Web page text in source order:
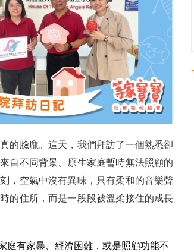
的臉龐。這天，我們拜訪了一個熟悉卻
自不同背景、原生家庭暫時無法照顧的
，空氣中沒有異味，只有柔和的音樂聲
的住所，而是一段段被溫柔接住的成長
庭有家暴、經濟困難，或是照顧功能不